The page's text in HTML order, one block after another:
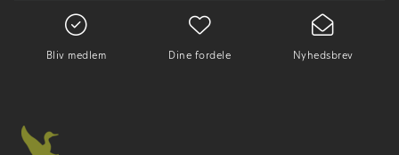
Bliv medlem Dine fordele Nyhedsbrev